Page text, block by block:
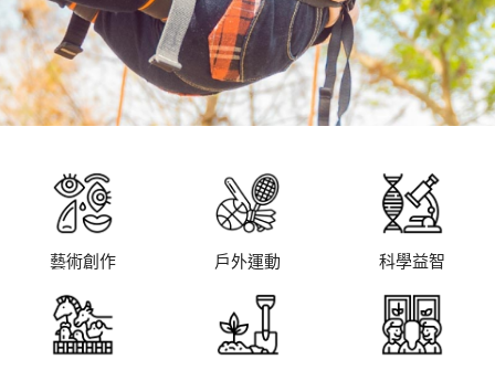
藝術創作 戶外運動 科學益智